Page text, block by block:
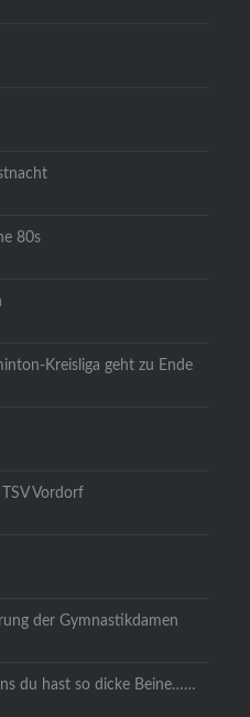
80s
Kreisliga geht zu Ende
des TSV Vordorf
der Gymnastikdamen
du hast so dicke Beine……